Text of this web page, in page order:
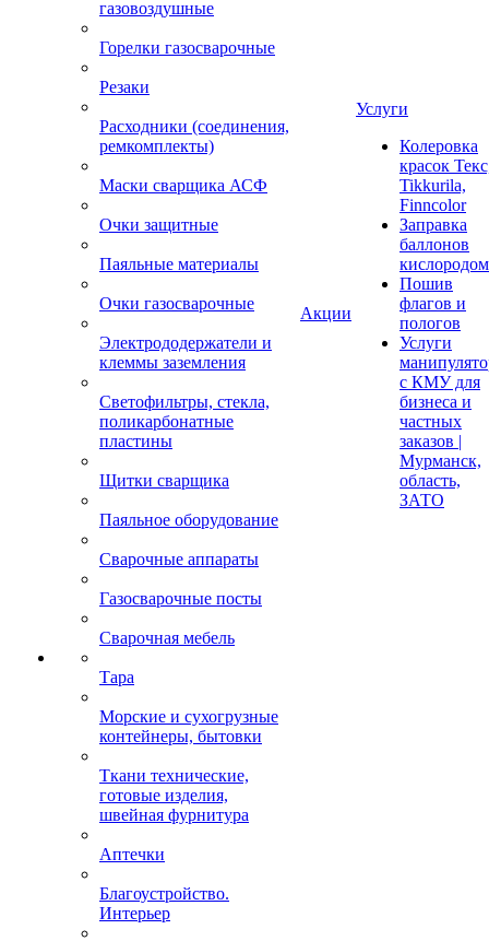
газовоздушные
Горелки газосварочные
Резаки
Расходники (соединения,
ремкомплекты)
Маски сварщика АСФ
Очки защитные
Паяльные материалы
Очки газосварочные
Электрододержатели и
клеммы заземления
Светофильтры, стекла,
поликарбонатные
пластины
Щитки сварщика
Паяльное оборудование
Сварочные аппараты
Газосварочные посты
Сварочная мебель
Тара
Морские и сухогрузные
контейнеры, бытовки
Ткани технические,
готовые изделия,
швейная фурнитура
Аптечки
Благоустройство.
Интерьер
Акции
Услуги
Колеровка
красок
Tikkurila,
Finncolor
Заправка
баллонов
кислородом
Пошив
флагов и
пологов
Услуги
с КМУ для
бизнеса и
частных
заказов |
Мурманск,
область,
ЗАТО